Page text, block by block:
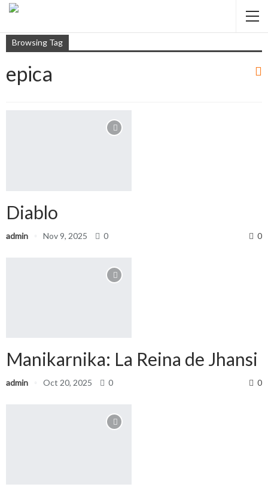
Browsing Tag
epica
Diablo
admin Nov 9, 2025 0 0
Manikarnika: La Reina de Jhansi
admin Oct 20, 2025 0 0